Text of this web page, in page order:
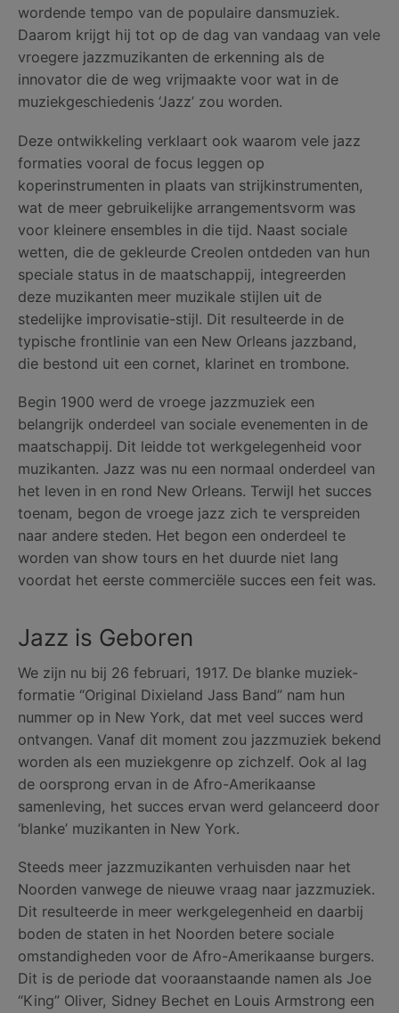
wordende tempo van de populaire dansmuziek.
Daarom krijgt hij tot op de dag van vandaag van vele
vroegere jazzmuzikanten de erkenning als de
innovator die de weg vrijmaakte voor wat in de
muziekgeschiedenis ‘Jazz’ zou worden.
Deze ontwikkeling verklaart ook waarom vele jazz
formaties vooral de focus leggen op
koperinstrumenten in plaats van strijkinstrumenten,
wat de meer gebruikelijke arrangementsvorm was
voor kleinere ensembles in die tijd. Naast sociale
wetten, die de gekleurde Creolen ontdeden van hun
speciale status in de maatschappij, integreerden
deze muzikanten meer muzikale stijlen uit de
stedelijke improvisatie-stijl. Dit resulteerde in de
typische frontlinie van een New Orleans jazzband,
die bestond uit een cornet, klarinet en trombone.
Begin 1900 werd de vroege jazzmuziek een
belangrijk onderdeel van sociale evenementen in de
maatschappij. Dit leidde tot werkgelegenheid voor
muzikanten. Jazz was nu een normaal onderdeel van
het leven in en rond New Orleans. Terwijl het succes
toenam, begon de vroege jazz zich te verspreiden
naar andere steden. Het begon een onderdeel te
worden van show tours en het duurde niet lang
voordat het eerste commerciële succes een feit was.
Jazz is Geboren
We zijn nu bij 26 februari, 1917. De blanke muziek-
formatie “Original Dixieland Jass Band” nam hun
nummer op in New York, dat met veel succes werd
ontvangen. Vanaf dit moment zou jazzmuziek bekend
worden als een muziekgenre op zichzelf. Ook al lag
de oorsprong ervan in de Afro-Amerikaanse
samenleving, het succes ervan werd gelanceerd door
‘blanke’ muzikanten in New York.
Steeds meer jazzmuzikanten verhuisden naar het
Noorden vanwege de nieuwe vraag naar jazzmuziek.
Dit resulteerde in meer werkgelegenheid en daarbij
boden de staten in het Noorden betere sociale
omstandigheden voor de Afro-Amerikaanse burgers.
Dit is de periode dat vooraanstaande namen als Joe
“King” Oliver, Sidney Bechet en Louis Armstrong een